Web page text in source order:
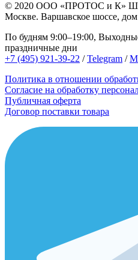
© 2020 ООО «ПРОТОС и К»
Москве. Варшавское шоссе,
По будням 9:00–19:00,
праздничные дни
+7 (495) 921-39-22 /Telegram /
Политика в отношении
Согласие на обработку
Публичная оферта
Договор поставки товара